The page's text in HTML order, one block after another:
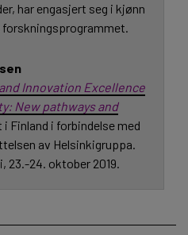
har engasjert seg i kjønn
Innovation Excellence
New pathways and
Finland i forbindelse med
av Helsinkigruppa.
23.-24. oktober 2019.